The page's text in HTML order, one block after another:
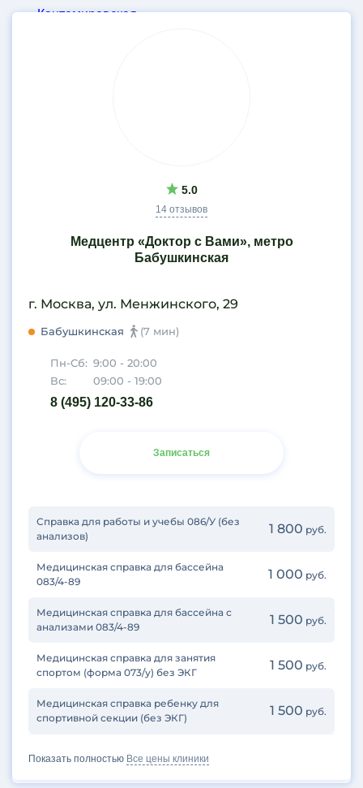
Кантемировская
Красногорск
Крестьянская застава
Крылатское
Кунцевская
Лермонтовский проспект
Лубянка
Люблино
Марьино
Медведково
Молодежная
Нагатинская
Нахимовский проспект
5.0
14 отзывов
Медцентр «Доктор с Вами», метро
Бабушкинская
г. Москва, ул. Менжинского, 29
Бабушкинская (7 мин)
Пн-Сб: 9:00 - 20:00
Вс:
09:00 - 19:00
8 (495) 120-33-86
Записаться
Справка для работы и учебы 086/У (без
анализов)
1 800 руб.
Медицинская справка для бассейна
083/4-89
1 000 руб.
Медицинская справка для бассейна с
анализами 083/4-89
1 500 руб.
Медицинская справка для занятия
спортом (форма 073/у) без ЭКГ
1 500 руб.
Медицинская справка ребенку для
спортивной секции (без ЭКГ)
1 500 руб.
Показать полностью Все цены клиники